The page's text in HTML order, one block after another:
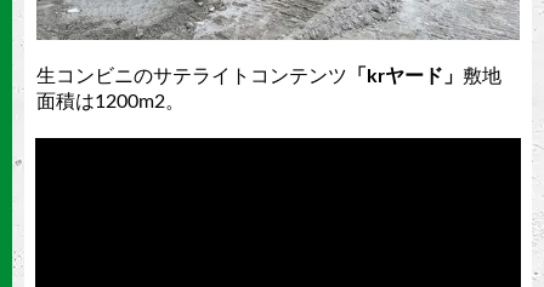
生コンビニのサテライトコンテンツ 「krヤード」 敷地
面積は1200m2。